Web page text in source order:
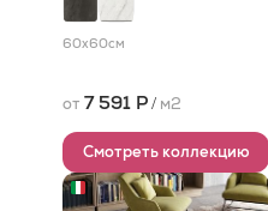
60x60см
от 7 591 Р/ м2
Смотреть коллекцию